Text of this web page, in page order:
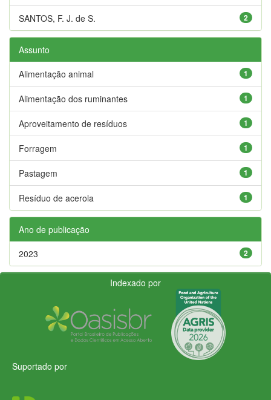
2
SANTOS, F. J. de S.
Assunto
1
Alimentação animal
1
Alimentação dos ruminantes
1
Aproveitamento de resíduos
1
Forragem
1
Pastagem
1
Resíduo de acerola
Ano de publicação
2
2023
Indexado por
Suportado por